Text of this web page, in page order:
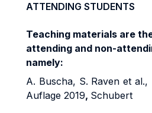
ATTENDING STUDENTS
Teaching materials are
attending and non-
namely:
A. Buscha, S. Raven et al.,
Auflage 2019, Schubert